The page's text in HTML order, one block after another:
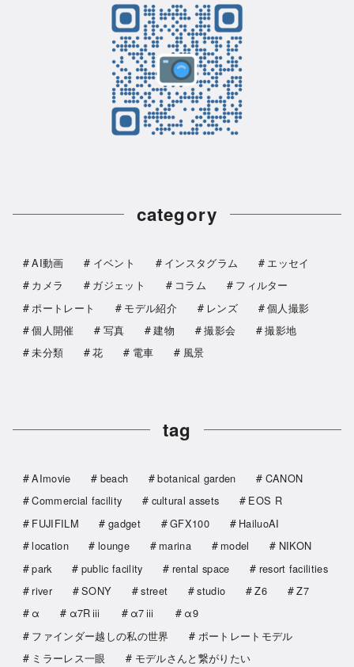
category
AI動画 イベント インスタグラム
エッセイ
カメラ
ガジェット コラム
フィルター
ポートレート
モデル紹介 レンズ
個人撮影
個人開催
写真 建物 撮影会
撮影地
未分類
花 電車 風景
tag
AImovie beach botanical garden
CANON
Commercial facility
cultural assets
EOS R
FUJIFILM
gadget GFX100
HailuoAI
location
lounge marina model
NIKON
park
public facility rental space
resort facilities
river
SONY street studio Z6
Z7
α
α7Rⅲ α7ⅲ
α9
ファインダー越しの私の世界
ポートレートモデル
ミラーレス一眼
モデルさんと繋がりたい